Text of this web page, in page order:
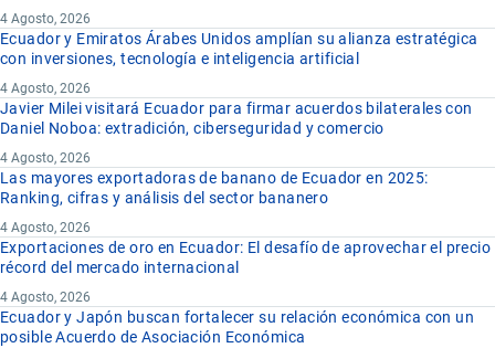
4 Agosto, 2026
Ecuador y Emiratos Árabes Unidos amplían su alianza estratégica
con inversiones, tecnología e inteligencia artificial
4 Agosto, 2026
Javier Milei visitará Ecuador para firmar acuerdos bilaterales con
Daniel Noboa: extradición, ciberseguridad y comercio
4 Agosto, 2026
Las mayores exportadoras de banano de Ecuador en 2025:
Ranking, cifras y análisis del sector bananero
4 Agosto, 2026
Exportaciones de oro en Ecuador: El desafío de aprovechar el precio
récord del mercado internacional
4 Agosto, 2026
Ecuador y Japón buscan fortalecer su relación económica con un
posible Acuerdo de Asociación Económica